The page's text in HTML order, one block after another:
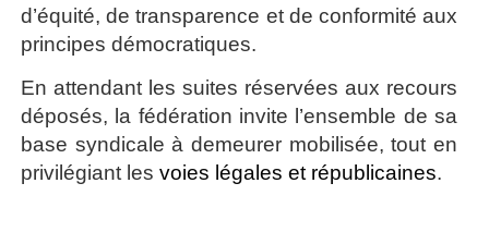
d’équité, de transparence et de conformité aux
principes démocratiques.
En attendant les suites réservées aux recours
déposés, la fédération invite l’ensemble de sa
base syndicale à demeurer mobilisée, tout en
privilégiant les voies légales et républicaines.